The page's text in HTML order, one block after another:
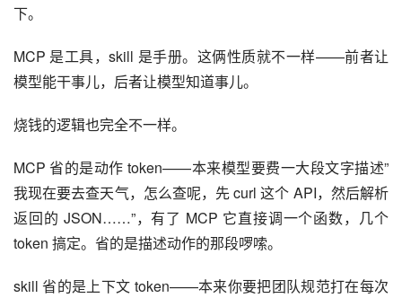
下。
MCP 是工具，skill 是手册。这俩性质就不一样——前者让
模型能干事儿，后者让模型知道事儿。
烧钱的逻辑也完全不一样。
MCP 省的是动作 token——本来模型要费一大段文字描述”
我现在要去查天气，怎么查呢，先 curl 这个 API，然后解析
返回的 JSON……”，有了 MCP 它直接调一个函数，几个
token 搞定。省的是描述动作的那段啰嗦。
skill 省的是上下文 token——本来你要把团队规范打在每次